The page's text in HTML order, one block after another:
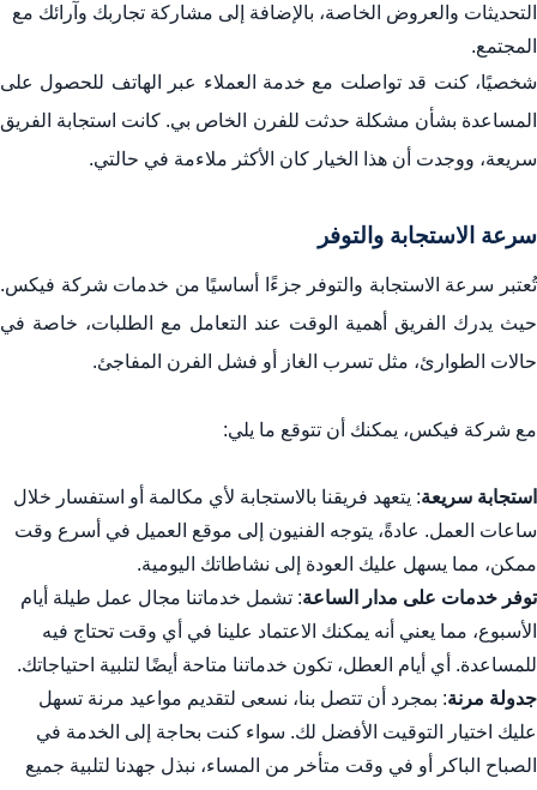
التحديثات والعروض الخاصة، بالإضافة إلى مشاركة تجاربك وآرائك مع
المجتمع.
شخصيًا، كنت قد تواصلت مع خدمة العملاء عبر الهاتف للحصول على
المساعدة بشأن مشكلة حدثت للفرن الخاص بي. كانت استجابة الفريق
سريعة، ووجدت أن هذا الخيار كان الأكثر ملاءمة في حالتي.
سرعة الاستجابة والتوفر
تُعتبر سرعة الاستجابة والتوفر جزءًا أساسيًا من خدمات شركة فيكس.
حيث يدرك الفريق أهمية الوقت عند التعامل مع الطلبات، خاصة في
حالات الطوارئ، مثل تسرب الغاز أو فشل الفرن المفاجئ.
مع شركة فيكس، يمكنك أن تتوقع ما يلي:
استجابة سريعة: يتعهد فريقنا بالاستجابة لأي مكالمة أو استفسار خلال
ساعات العمل. عادةً، يتوجه الفنيون إلى موقع العميل في أسرع وقت
ممكن، مما يسهل عليك العودة إلى نشاطاتك اليومية.
توفر خدمات على مدار الساعة: تشمل خدماتنا مجال عمل طيلة أيام
الأسبوع، مما يعني أنه يمكنك الاعتماد علينا في أي وقت تحتاج فيه
للمساعدة. أي أيام العطل، تكون خدماتنا متاحة أيضًا لتلبية احتياجاتك.
جدولة مرنة: بمجرد أن تتصل بنا، نسعى لتقديم مواعيد مرنة تسهل
عليك اختيار التوقيت الأفضل لك. سواء كنت بحاجة إلى الخدمة في
الصباح الباكر أو في وقت متأخر من المساء، نبذل جهدنا لتلبية جميع